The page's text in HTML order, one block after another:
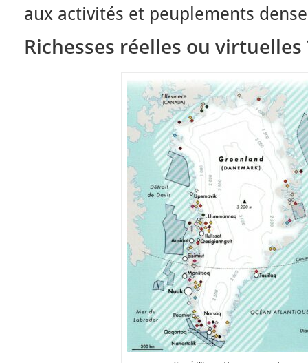
aux activités et peuplements
Richesses réelles ou virtuelles